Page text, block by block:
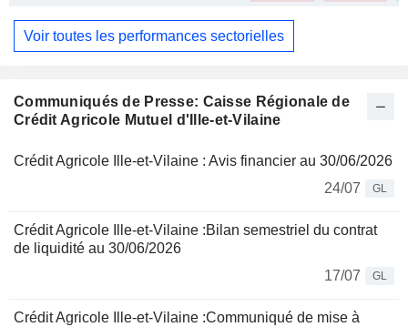
Communiqués de Presse: Caisse Régionale de
Crédit Agricole Mutuel d'Ille-et-Vilaine
Crédit Agricole Ille-et-Vilaine : Avis financier au 30/06/2026
24/07
GL
Crédit Agricole Ille-et-Vilaine :Bilan semestriel du contrat
de liquidité au 30/06/2026
17/07
GL
Crédit Agricole Ille-et-Vilaine :Communiqué de mise à
Voir toutes les performances sectorielles